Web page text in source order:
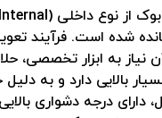
شده است. فرآیند
به ابزار تخصصی،
بالایی دارد و به
دارای درجه دشواری